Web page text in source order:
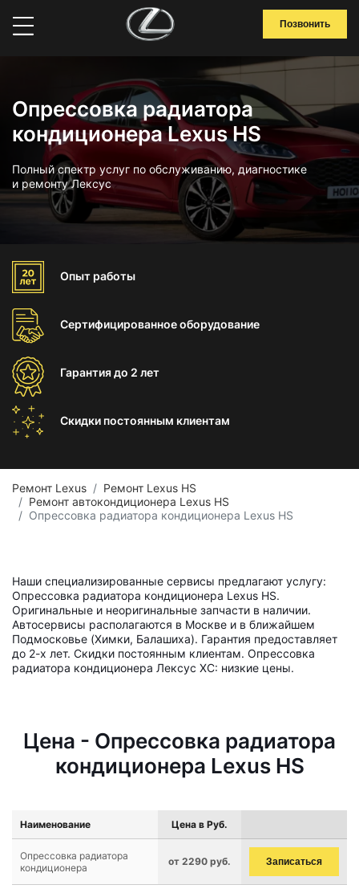
Позвонить
Опрессовка радиатора
кондиционера Lexus HS
Полный спектр услуг по обслуживанию, диагностике
и ремонту Лексус
Опыт работы
Сертифицированноеоборудование
Гарантиядо 2 лет
Скидки постоянным клиентам
Ремонт Lexus
Ремонт Lexus HS
Ремонт автокондиционера Lexus HS
Опрессовка радиатора кондиционера Lexus HS
Наши специализированные сервисы предлагают услугу:
Опрессовка радиатора кондиционера Lexus HS.
Оригинальные и неоригинальные запчасти в наличии.
Автосервисы располагаются в Москве и в ближайшем
Подмосковье (Химки, Балашиха). Гарантия предоставляет
до 2-х лет. Скидки постоянным клиентам. Опрессовка
радиатора кондиционера Лексус ХС: низкие цены.
Цена - Опрессовка радиатора
кондиционера Lexus HS
Наименование Цена в Руб.
Опрессовка радиатора
кондиционера
от 2290 руб. Записаться